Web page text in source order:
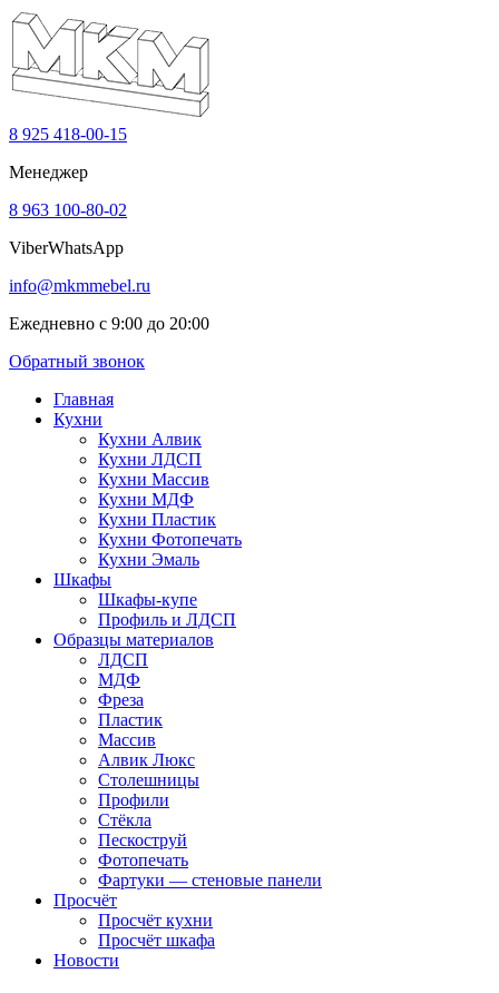
8 925 418-00-15
Менеджер
8 963 100-80-02
ViberWhatsApp
info@mkmmebel.ru
Ежедневно с 9:00 до 20:00
Обратный звонок
Главная
Кухни
Кухни Алвик
Кухни ЛДСП
Кухни Массив
Кухни МДФ
Кухни Пластик
Кухни Фотопечать
Кухни Эмаль
Шкафы
Шкафы-купе
Профиль и ЛДСП
Образцы материалов
ЛДСП
МДФ
Фреза
Пластик
Массив
Алвик Люкс
Столешницы
Профили
Стёкла
Пескоструй
Фотопечать
Фартуки — стеновые панели
Просчёт
Просчёт кухни
Просчёт шкафа
Новости